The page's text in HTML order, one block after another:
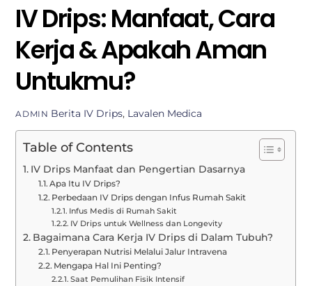
IV Drips: Manfaat, Cara
Kerja & Apakah Aman
Untukmu?
ADMIN Berita IV Drips, Lavalen Medica
Table of Contents
IV Drips Manfaat dan Pengertian Dasarnya
Apa Itu IV Drips?
Perbedaan IV Drips dengan Infus Rumah Sakit
Infus Medis di Rumah Sakit
IV Drips untuk Wellness dan Longevity
Bagaimana Cara Kerja IV Drips di Dalam Tubuh?
Penyerapan Nutrisi Melalui Jalur Intravena
Mengapa Hal Ini Penting?
Saat Pemulihan Fisik Intensif